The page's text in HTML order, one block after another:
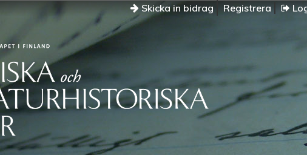
Skicka in bidrag Registrera